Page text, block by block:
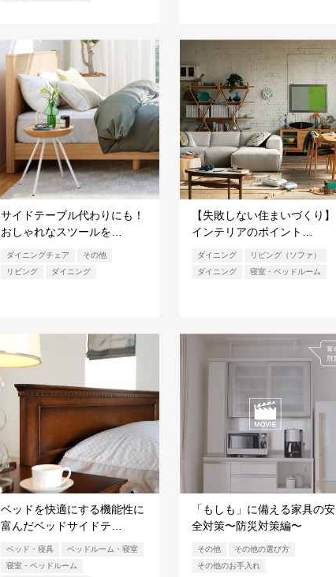
サイドテーブル代わりにも！
おしゃれなスツールを…
ダイニングチェア
その他
リビング
ダイニング
【失敗しない住まいづくり】
インテリアのポイント…
ダイニング
リビング（ソファ）
ダイニング
寝室・ベッドルーム
ベッドを快適にする機能性に
富んだベッドサイドテ…
ベッド・寝具
ベッドルーム・寝室
寝室・ベッドルーム
「もしも」に備える家具の安
全対策〜防災対策編〜
その他
その他の選び方
その他のお手入れ